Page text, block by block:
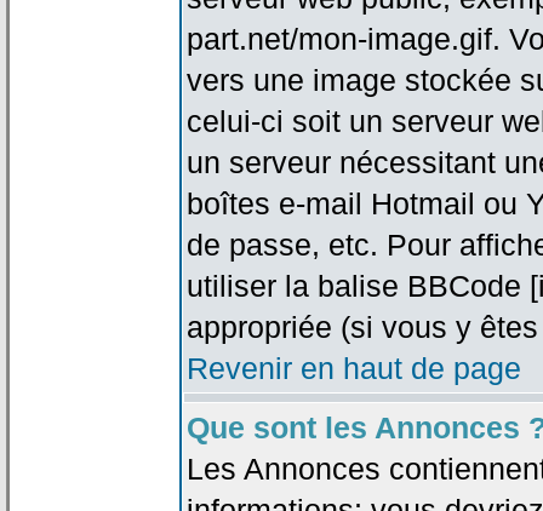
part.net/mon-image.gif.
vers une image stockée
celui-ci soit un serveur
un serveur nécessitant
boîtes e-mail Hotmail ou
de passe, etc. Pour
utiliser la balise BBCode
appropriée (si vous y
Revenir en haut de page
Que sont les Annonces
Les Annonces